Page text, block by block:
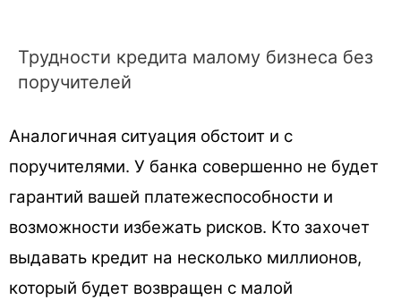
Трудности кредита малому бизнеса без
поручителей
Аналогичная ситуация обстоит и с
поручителями. У банка совершенно не будет
гарантий вашей платежеспособности и
возможности избежать рисков. Кто захочет
выдавать кредит на несколько миллионов,
который будет возвращен с малой